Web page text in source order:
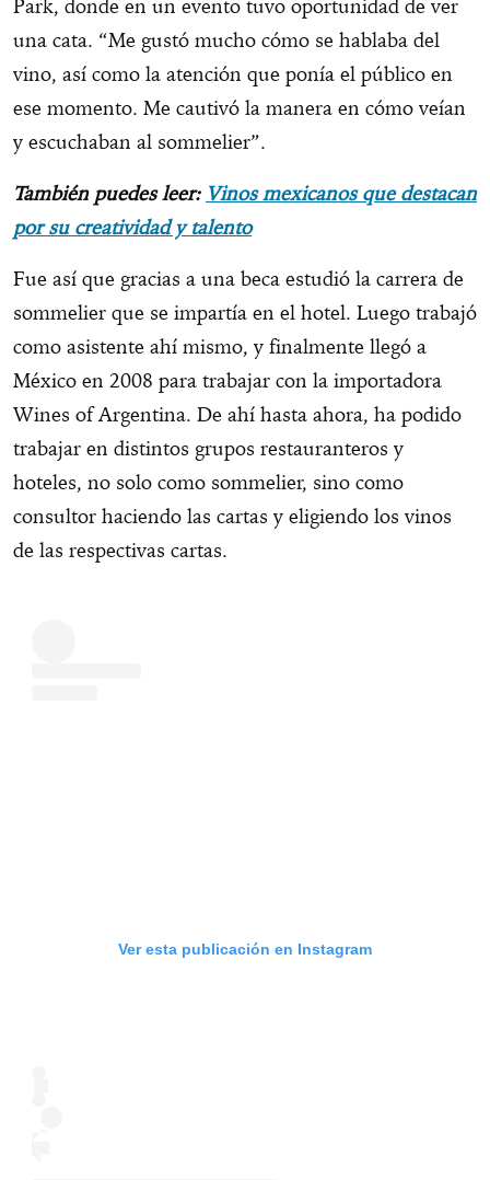
Park, donde en un evento tuvo oportunidad de ver
una cata. “Me gustó mucho cómo se hablaba del
vino, así como la atención que ponía el público en
ese momento. Me cautivó la manera en cómo veían
y escuchaban al sommelier”.
También puedes leer: Vinos mexicanos que destacan
por su creatividad y talento
Fue así que gracias a una beca estudió la carrera de
sommelier que se impartía en el hotel. Luego trabajó
como asistente ahí mismo, y finalmente llegó a
México en 2008 para trabajar con la importadora
Wines of Argentina. De ahí hasta ahora, ha podido
trabajar en distintos grupos restauranteros y
hoteles, no solo como sommelier, sino como
consultor haciendo las cartas y eligiendo los vinos
de las respectivas cartas.
Ver esta publicación en Instagram